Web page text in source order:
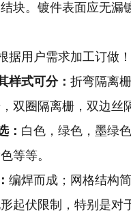
块。镀件表面应无漏
用户需求加工订做！
样式可分： 折弯隔离
双圈隔离栅，双边丝
： 白色，绿色，墨绿
等等。
编焊而成；网格结构
起伏限制，特别是对